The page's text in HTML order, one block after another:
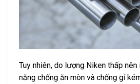
Tuy nhiên, do lượng Niken thấp
năng chống ăn mòn và chống gỉ